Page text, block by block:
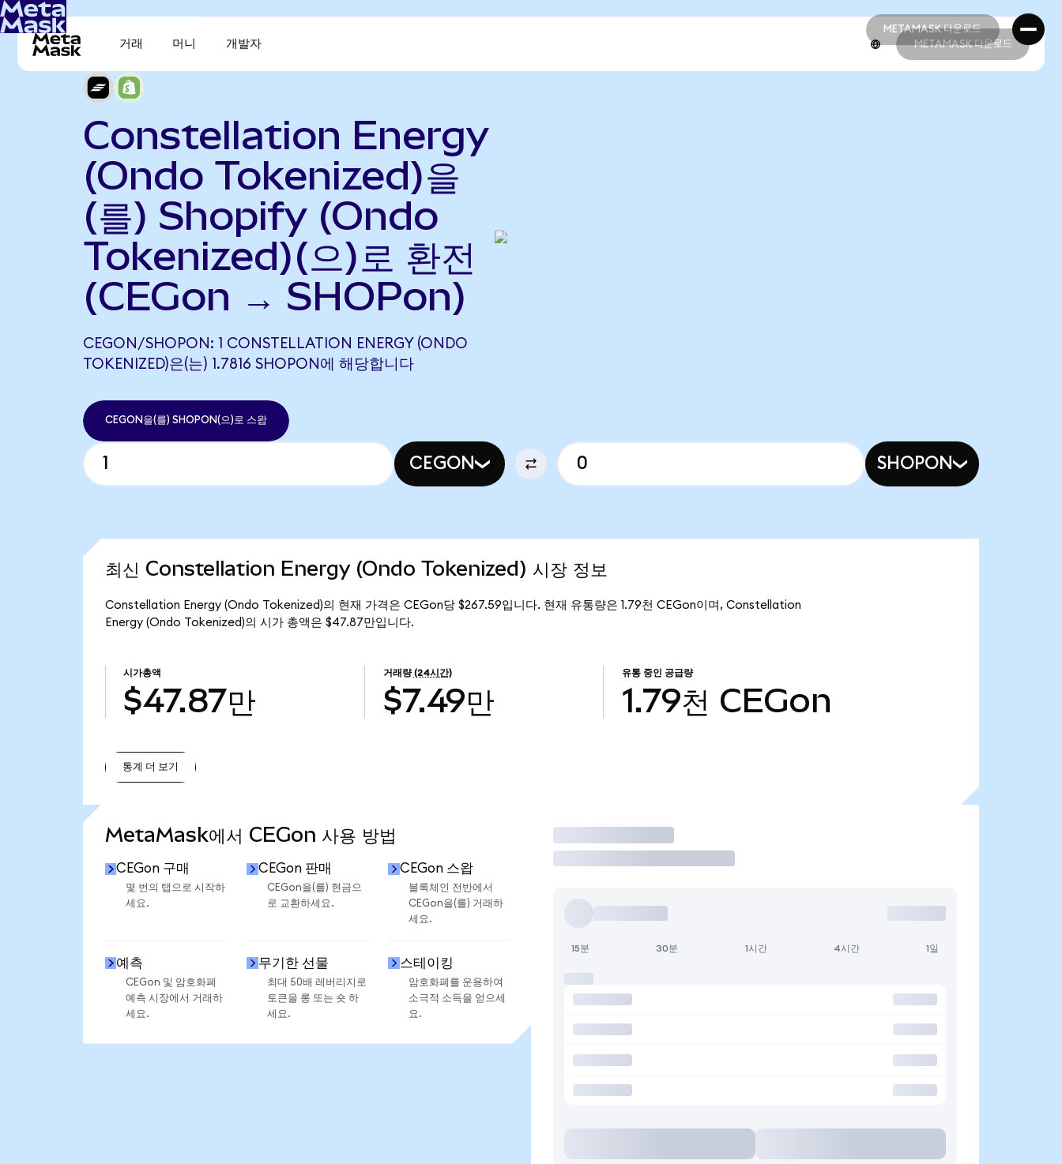
METAMASK 다운로드
METAMASK 다운로드
거래 머니 개발자 METAMASK 다운로드
Constellation Energy
(Ondo Tokenized)을
(를) Shopify (Ondo
Tokenized)(으)로 환전
(CEGon → SHOPon)
CEGON/SHOPON: 1 CONSTELLATION ENERGY (ONDO
TOKENIZED)은(는) 1.7816 SHOPON에 해당합니다
CEGON을(를) SHOPON(으)로 스왑
CEGON SHOPON
최신 Constellation Energy (Ondo Tokenized) 시장 정보
Constellation Energy (Ondo Tokenized)의 현재 가격은 CEGon당 $267.59입니다. 현재 유통량은 1.79천 CEGon이며, Constellation
Energy (Ondo Tokenized)의 시가 총액은 $47.87만입니다.
시가총액
$47.87만
거래량 (24시간)
$7.49만
유통 중인 공급량
1.79천 CEGon
통계 더 보기
MetaMask에서 CEGon 사용 방법
CEGon 구매
몇 번의 탭으로 시작하
세요.
CEGon 판매
CEGon을(를) 현금으
로 교환하세요.
CEGon 스왑
블록체인 전반에서
CEGon을(를) 거래하
세요.
예측
CEGon 및 암호화폐
예측 시장에서 거래하
세요.
무기한 선물
최대 50배 레버리지로
토큰을 롱 또는 숏 하
세요.
스테이킹
암호화폐를 운용하여
소극적 소득을 얻으세
요.
거래
15분 30분 1시간 4시간 1일